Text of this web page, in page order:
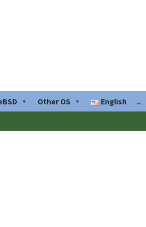
Other OS English ..